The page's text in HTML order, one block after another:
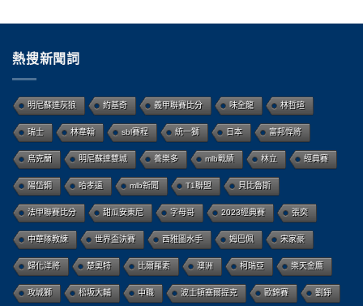
熱搜新聞詞
明尼蘇達灰狼 約基奇 義甲聯賽比分 味全龍 林哲瑄
瑞士 林韋翰 sbl賽程 統一獅 日本 富邦悍將
烏克蘭 明尼蘇達雙城 養樂多 mlb戰績 林立 經典賽
陽岱鋼 哈孝遠 mlb新聞 T1聯盟 貝比魯斯
法甲聯賽比分 甜瓜安東尼 字母哥 2023經典賽 張奕
中華隊教練 世界盃決賽 西雅圖水手 姆巴佩 宋家豪
歸化洋將 楚奧特 比爾羅素 澳洲 柯瑞亞 樂天金鷹
攻城獅 松坂大輔 中職 波士頓塞爾提克 歐錦賽 劉錚